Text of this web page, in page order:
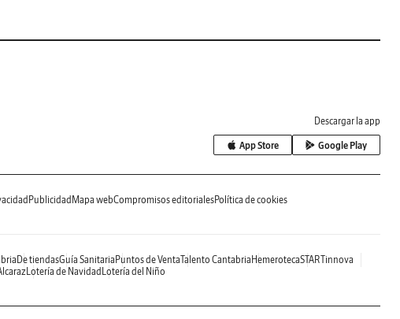
Descargar la app
App Store Google Play
Publicidad Mapa webCompromisos editorialesPolítica de cookies
De tiendasGuía Sanitaria Puntos de VentaTalento Cantabria HemerotecaSTARTinnova
Lotería de Navidad Lotería del Niño